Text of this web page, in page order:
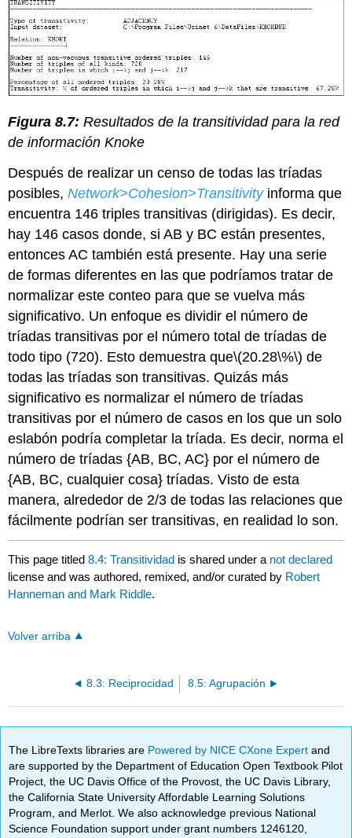
Figura 8.7: Resultados de la transitividad para la red
de información Knoke
Después de realizar un censo de todas las tríadas
posibles,Network>Cohesion>Transitivityinforma que
encuentra 146 triples transitivas (dirigidas). Es decir,
hay 146 casos donde, si AB y BC están presentes,
entonces AC también está presente. Hay una serie
de formas diferentes en las que podríamos tratar de
normalizar este conteo para que se vuelva más
significativo. Un enfoque es dividir el número de
tríadas transitivas por el número total de tríadas de
todo tipo (720). Esto demuestra que\(20.28\%\) de
todas las tríadas son transitivas. Quizás más
significativo es normalizar el número de tríadas
transitivas por el número de casos en los que un solo
eslabón podría completar la tríada. Es decir, norma el
número de tríadas {AB, BC, AC} por el número de
{AB, BC, cualquier cosa} tríadas. Visto de esta
manera, alrededor de 2/3 de todas las relaciones que
fácilmente podrían ser transitivas, en realidad lo son.
This page titled8.4: Transitividad is shared under a not declared
license and was authored, remixed, and/or curated by Robert
Hanneman and Mark Riddle.
Volver arriba
8.3: Reciprocidad 8.5: Agrupación
The LibreTexts libraries are Powered by NICE CXone Expertand
are supported by the Department of Education Open Textbook Pilot
Project, the UC Davis Office of the Provost, the UC Davis Library,
the California State University Affordable Learning Solutions
Program, and Merlot. We also acknowledge previous National
Science Foundation support under grant numbers 1246120,